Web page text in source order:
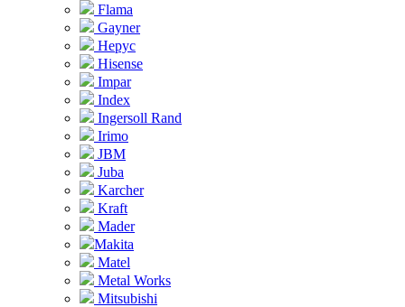
Flama
Gayner
Hepyc
Hisense
Impar
Index
Ingersoll Rand
Irimo
JBM
Juba
Karcher
Kraft
Mader
Makita
Matel
Metal Works
Mitsubishi